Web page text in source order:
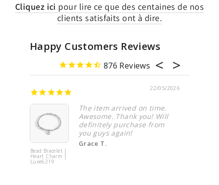
Cliquez ici pour lire ce que des centaines de nos
clients satisfaits ont à dire.
Happy Customers Reviews
876
22/05/2026
Bead Bracelet |
Heart Charm |
Luxe6219
The item arrived on time.
Awesome. Thank you! Will
definitely purchase from
you guys again!
Grace T.